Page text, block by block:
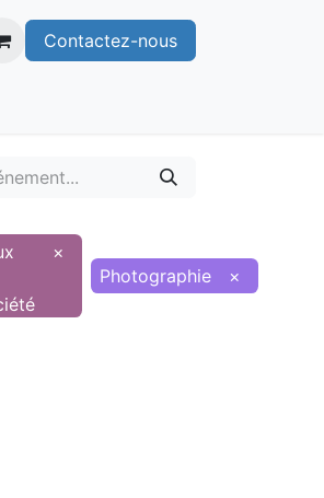
Contactez-nous
×
Photographie
×